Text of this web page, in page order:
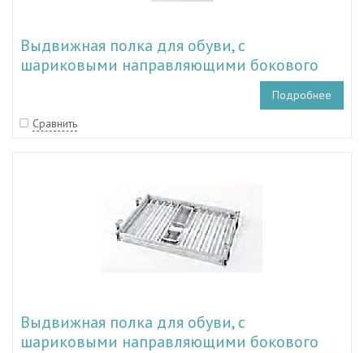
Выдвижная полка для обуви, с
шариковыми направляющими бокового
крепления, с механизмом вращенияПодробнее
Сравнить
Выдвижная полка для обуви, с
шариковыми направляющими бокового